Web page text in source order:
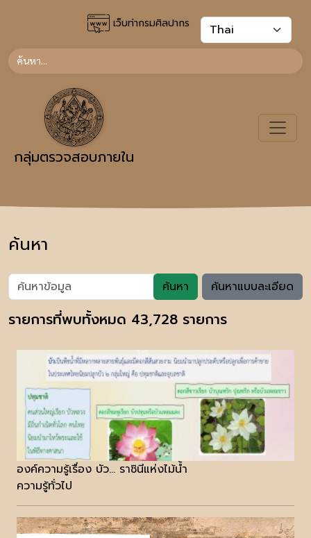
เว็บท่ากรมศิลปากร
กลุ่มตรวจสอบภายใน
ค้นหา
ค้นหา ค้นหาแบบละเอียด
รายการที่พบทั้งหมด 43,728 รายการ
องค์ความรู้เรื่อง บัว... ราชินีแห่งไม้น้ำ
ความรู้ทั่วไป